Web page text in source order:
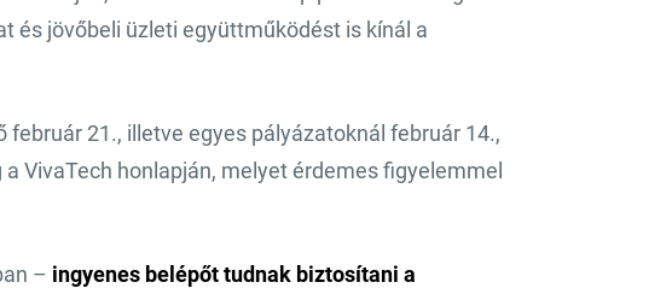
és jövőbeli üzleti együttműködést is kínál a
21., illetve egyes pályázatoknál február 14.,
VivaTech honlapján, melyet érdemes figyelemmel
– ingyenes belépőt tudnak biztosítani a